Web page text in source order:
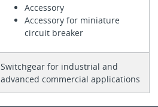
Accessory
Accessory for miniature
circuit breaker
Switchgear for industrial and
advanced commercial applications